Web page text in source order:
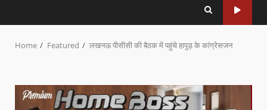
Home Featured लखनऊ पीसीसी की बैठक में पहुंचे हापुड़ के कांग्रेसजन